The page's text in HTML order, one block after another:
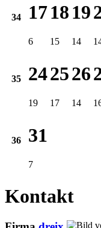
34 17
6
18
15
19
14
35 24
19
25
17
26
14
36 31
7
Kontakt